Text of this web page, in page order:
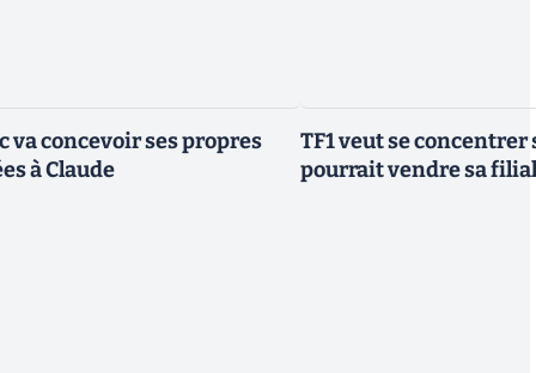
va concevoir ses propres
à Claude
TF1 veut se
pourrait vendre sa